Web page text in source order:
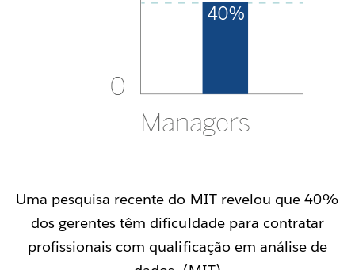
Uma pesquisa recente do MIT revelou que 40%
dos gerentes têm dificuldade para contratar
profissionais com qualificação em análise de